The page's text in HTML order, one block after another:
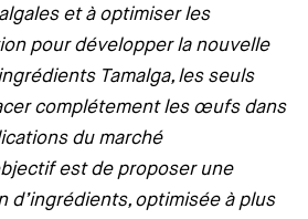
et à optimiser les
pour développer la nouvelle
Tamalga, les seuls
complétement les œufs dans
du marché
est de proposer une
d’ingrédients, optimisée à plus